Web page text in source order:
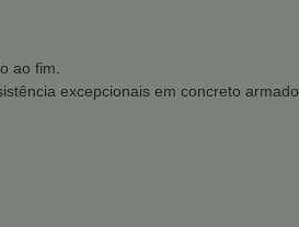
ao fim.
excepcionais em concreto armado.